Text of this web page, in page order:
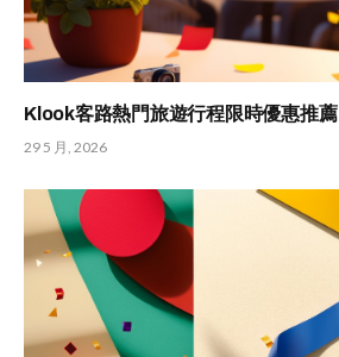
Klook客路熱門旅遊行程限時優惠推薦
29 5 月, 2026